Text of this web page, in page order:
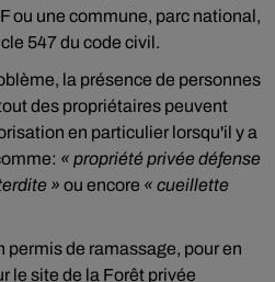
ou une commune, parc national,
547 du code civil.
la présence de personnes
des propriétaires peuvent
en particulier lorsqu'il y a
« propriété privée défense
» ou encore « cueillette
permis de ramassage, pour en
le site de la Forêt privée